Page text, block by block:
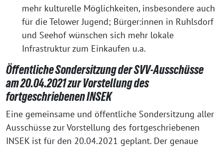
mehr kulturelle Möglichkeiten, insbesondere auch
für die Telower Jugend; Bürger:innen in Ruhlsdorf
und Seehof wünschen sich mehr lokale
Infrastruktur zum Einkaufen u.a.
Öffentliche Sondersitzung der SVV-Ausschüsse
am 20.04.2021 zur Vorstellung des
fortgeschriebenen INSEK
Eine gemeinsame und öffentliche Sondersitzung aller
Ausschüsse zur Vorstellung des fortgeschriebenen
INSEK ist für den 20.04.2021 geplant. Der genaue